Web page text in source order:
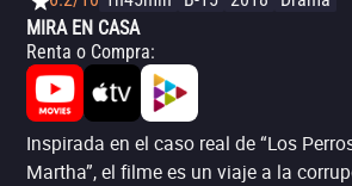
MIRA EN CASA
Renta o Compra:
Inspirada en el caso real de “Los
Martha”, el filme es un viaje a la